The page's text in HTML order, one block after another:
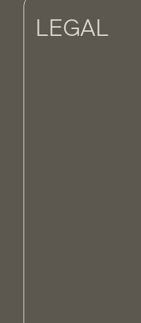
LEGAL